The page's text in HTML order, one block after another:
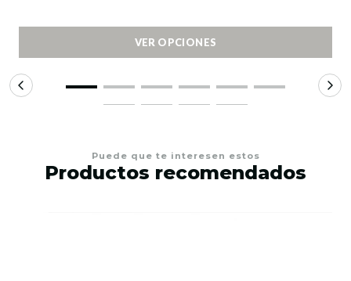
VER OPCIONES
Puede que te interesen estos
Productos recomendados